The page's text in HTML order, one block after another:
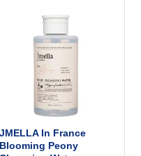
JMELLA In France
Blooming Peony